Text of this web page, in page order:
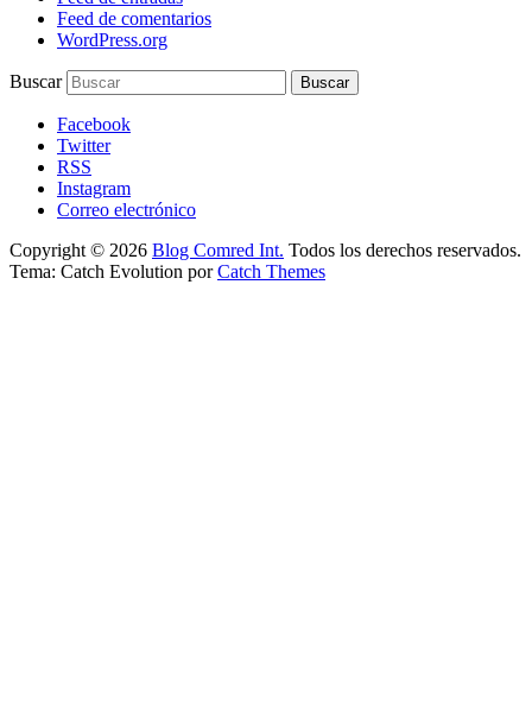
Feed de comentarios
WordPress.org
Buscar
Facebook
Twitter
RSS
Instagram
Correo electrónico
Copyright © 2026 Blog Comred Int. Todos los derechos reservados.
Tema: Catch Evolution porCatch Themes